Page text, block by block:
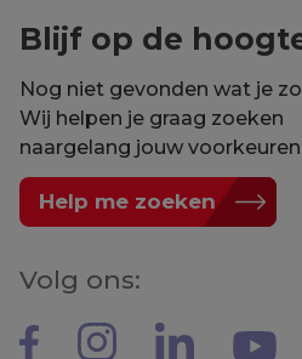
Blijf op de
Nog niet gevonden wat je
Wij helpen je graag zoeken
naargelang jouw
Help me zoeken
Volg ons: